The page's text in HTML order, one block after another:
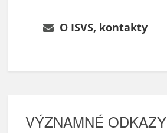
O ISVS, kontakty
VÝZNAMNÉ ODKAZY